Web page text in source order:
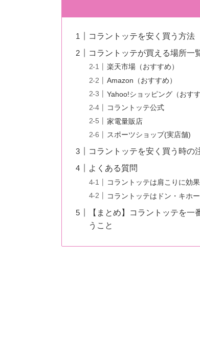
コラントッテを安く買う方法
コラントッテが買える場所一
楽天市場（おすすめ）
Amazon（おすすめ）
Yahoo!ショッピング（おすす
コラントッテ公式
家電量販店
スポーツショップ(実店舗)
コラントッテを安く買う時の
よくある質問
コラントッテは肩こりに効
コラントッテはドン・キホ
【まとめ】コラントッテを
うこと